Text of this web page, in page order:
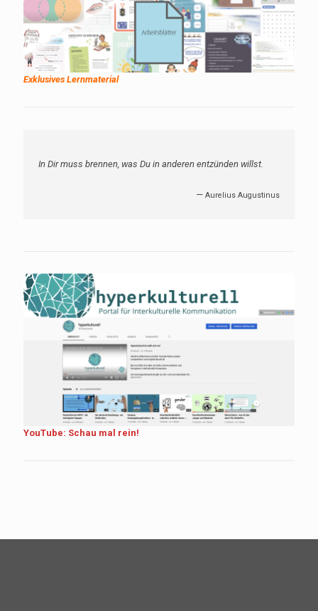
Exklusives Lernmaterial
In Dir muss brennen, was Du in anderen entzünden willst.
—Aurelius Augustinus
YouTube: Schau mal rein!